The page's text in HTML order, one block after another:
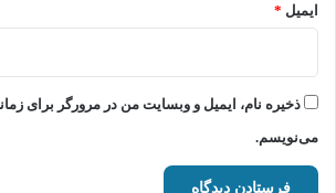
ایمیل *
ذخیره نام، ایمیل و وبسایت من در مرورگر برای
می‌نویسم.